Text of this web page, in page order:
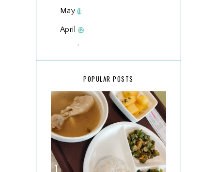
May11
April 12
March
2025134
December15
November
October
POPULAR POSTS